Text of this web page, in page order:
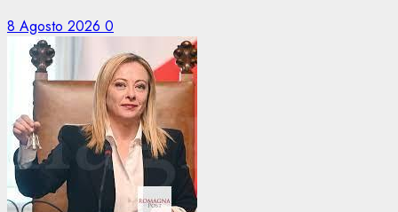
8 Agosto 2026 0